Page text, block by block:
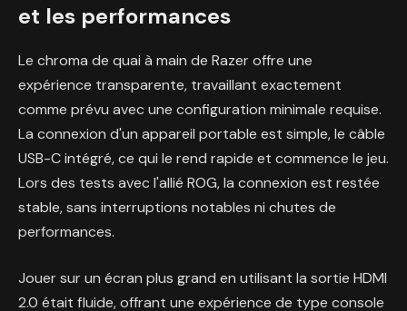
et les performances
Le chroma de quai à main de Razer offre une
expérience transparente, travaillant exactement
comme prévu avec une configuration minimale requise.
La connexion d'un appareil portable est simple, le câble
USB-C intégré, ce qui le rend rapide et commence le jeu.
Lors des tests avec l'allié ROG, la connexion est restée
stable, sans interruptions notables ni chutes de
performances.
Jouer sur un écran plus grand en utilisant la sortie HDMI
2.0 était fluide, offrant une expérience de type console